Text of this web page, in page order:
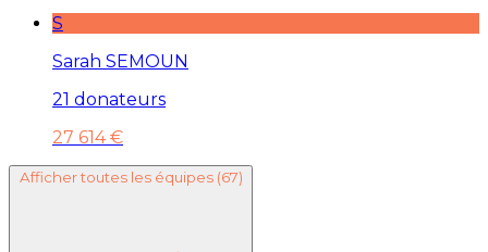
S
Sarah SEMOUN
21 donateurs
27 614 €
Afficher toutes les équipes (67)